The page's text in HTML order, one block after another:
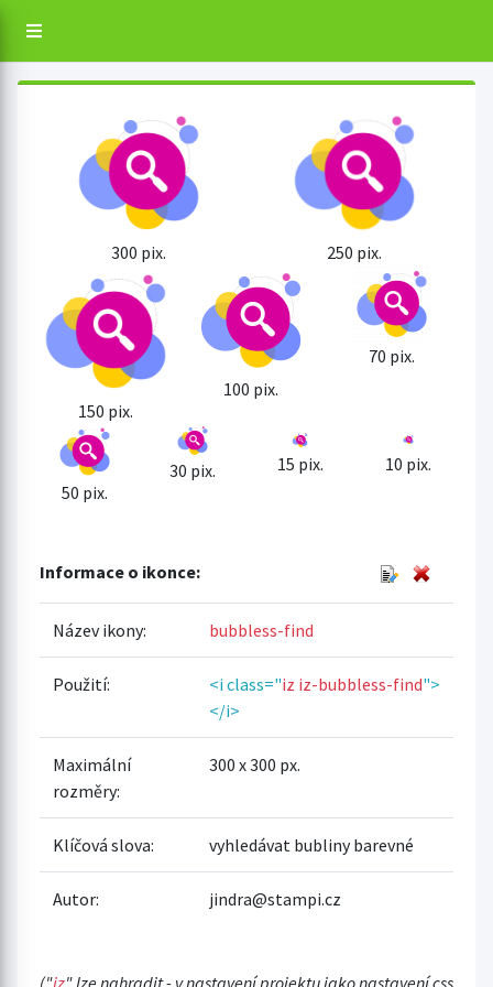
300 pix. 250 pix.
150 pix.
100 pix.
70 pix.
50 pix.
30 pix. 15 pix. 10 pix.
Informace o ikonce:
Název ikony: bubbless-find
Použití: <i class="iz iz-bubbless-find">
</i>
Maximální
rozměry:
300 x 300 px.
Klíčová slova: vyhledávat bubliny barevné
Autor: jindra@stampi.cz
("iz" lze nahradit - v nastavení projektu jako nastavení css